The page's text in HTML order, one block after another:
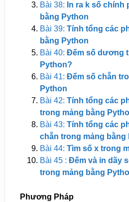
Bài 38: In ra k số
bằng Python
Bài 39: Tính tổng các
bằng Python
Bài 40: Đếm số dương
Python?
Bài 41: Đếm số chẵn
Python
Bài 42: Tính tổng các
trong mảng bằng
Bài 43: Tính tổng các
chẵn trong mảng bằng
Bài 44: Tìm số x trong
Bài 45 : Đếm và in dãy
trong mảng bằng
Phương Pháp